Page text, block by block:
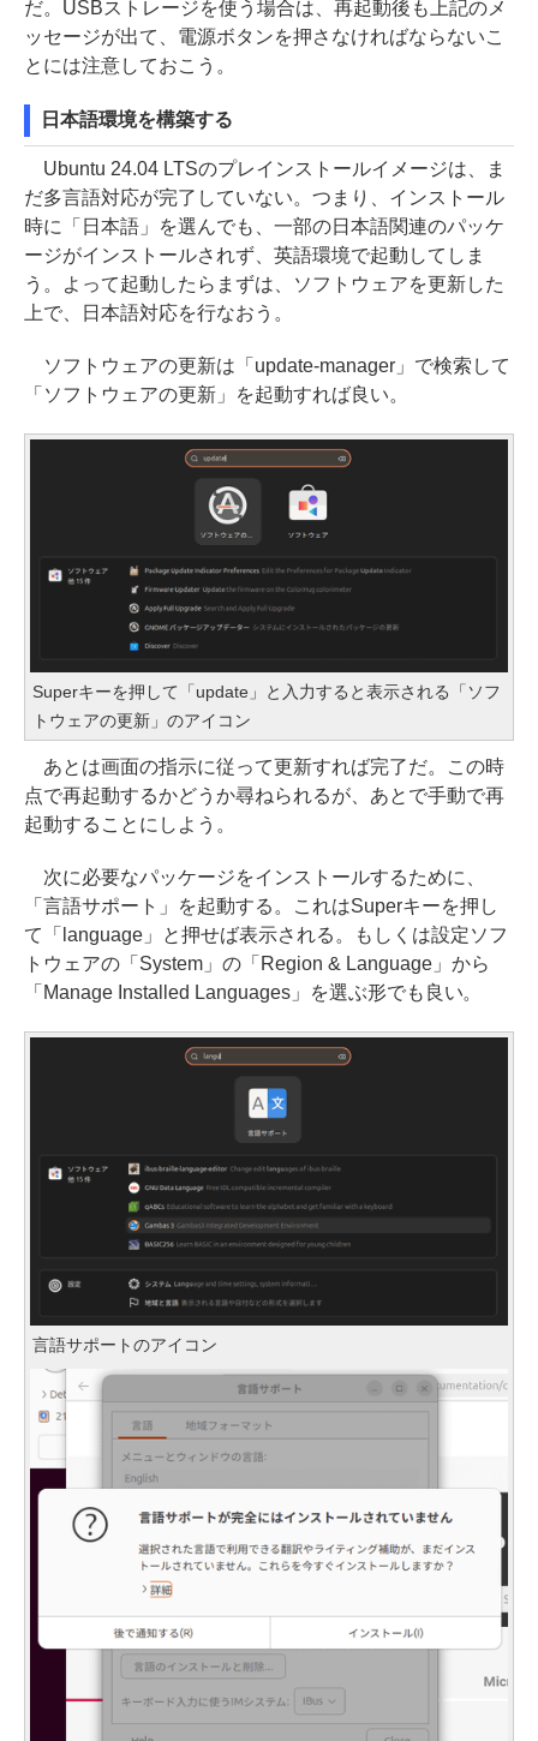
だ。USBストレージを使う場合は、再起動後も上記のメ
ッセージが出て、電源ボタンを押さなければならないこ
とには注意しておこう。
日本語環境を構築する
Ubuntu 24.04 LTSのプレインストールイメージは、ま
だ多言語対応が完了していない。つまり、インストール
時に「日本語」を選んでも、一部の日本語関連のパッケ
ージがインストールされず、英語環境で起動してしま
う。よって起動したらまずは、ソフトウェアを更新した
上で、日本語対応を行なおう。
ソフトウェアの更新は「update-manager」で検索して
「ソフトウェアの更新」を起動すれば良い。
Superキーを押して「update」と入力すると表示される「ソフ
トウェアの更新」のアイコン
あとは画面の指示に従って更新すれば完了だ。この時
点で再起動するかどうか尋ねられるが、あとで手動で再
起動することにしよう。
次に必要なパッケージをインストールするために、
「言語サポート」を起動する。これはSuperキーを押し
て「language」と押せば表示される。もしくは設定ソフ
トウェアの「System」の「Region & Language」から
「Manage Installed Languages」を選ぶ形でも良い。
言語サポートのアイコン